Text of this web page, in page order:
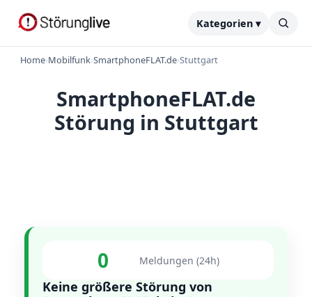
Kategorien ▾
Home›Mobilfunk›SmartphoneFLAT.de›Stuttgart
SmartphoneFLAT.de
Störung in Stuttgart
0 Meldungen (24h)
Keine größere Störung von